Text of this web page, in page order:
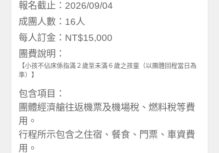
報名截止：2026/09/04
成團人數：16人
每人訂金：NT$15,000
團費說明：
【小孩不佔床係指滿２歲至未滿６歲之孩童（以團體回程當日為
準）】
包含項目：
團體經濟艙往返機票及機場稅、燃料稅等費
用。
行程所示包含之住宿、餐食、門票、車資費
用。